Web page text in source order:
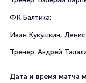
ФК Балтика:
Иван Кукушкин,
Тренер: Андрей
Дата и время матча